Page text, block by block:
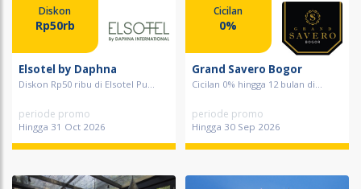
Diskon
Rp50rb
Elsotel by Daphna
Diskon Rp50 ribu di Elsotel Pu...
periode promo
Hingga 31 Oct 2026
Cicilan
0%
Grand Savero Bogor
Cicilan 0% hingga 12 bulan di...
periode promo
Hingga 30 Sep 2026